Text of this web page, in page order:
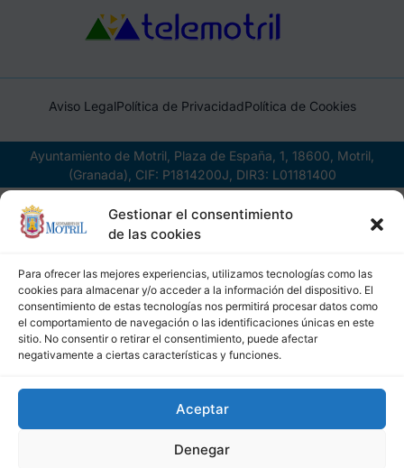
Gestionar el consentimiento
de las cookies
Para ofrecer las mejores experiencias, utilizamos tecnologías como las
cookies para almacenar y/o acceder a la información del dispositivo. El
consentimiento de estas tecnologías nos permitirá procesar datos como
el comportamiento de navegación o las identificaciones únicas en este
sitio. No consentir o retirar el consentimiento, puede afectar
negativamente a ciertas características y funciones.
Aceptar
Denegar
Aviso LegalPolítica de PrivacidadPolítica de Cookies
Ayuntamiento de Motril, Plaza de España, 1, 18600, Motril,
(Granada), CIF: P1814200J, DIR3: L01181400